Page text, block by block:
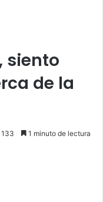
siento
de la
133 1 minuto de lectura